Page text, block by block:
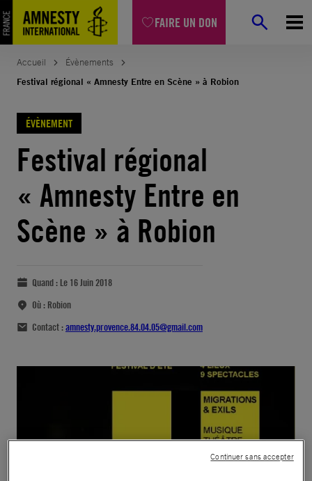
FAIRE UN DON
Accueil
Évènements
Festival régional « Amnesty Entre en Scène » à Robion
ÉVÈNEMENT
Festival régional
« Amnesty Entre en
Scène » à Robion
Quand : Le 16 Juin 2018
Où : Robion
Contact :amnesty.provence.84.04.05@gmail.com
Continuer sans accepter